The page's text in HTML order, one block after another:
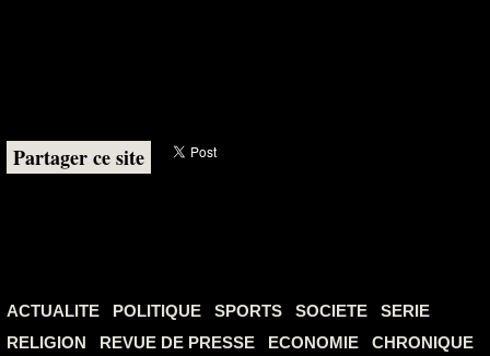
Partager ce site
ACTUALITE POLITIQUE SPORTS SOCIETE
SERIE
RELIGION
REVUE DE PRESSE ECONOMIE
CHRONIQUE